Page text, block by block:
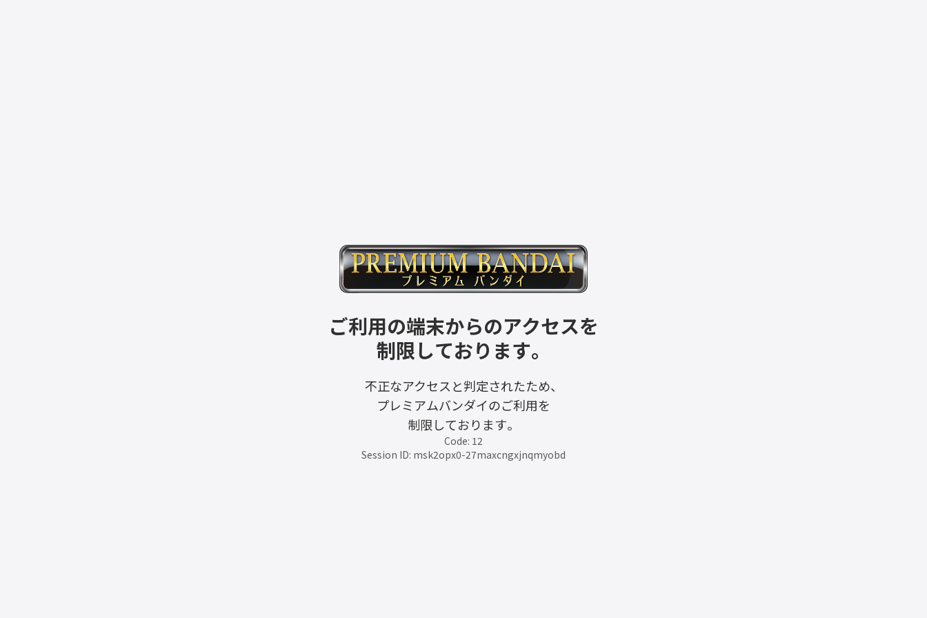
ご利用の端末からのアクセスを
制限しております。
不正なアクセスと判定されたため、
プレミアムバンダイのご利用を
制限しております。
Code: 12
Session ID: msk2opx0-27maxcngxjnqmyobd